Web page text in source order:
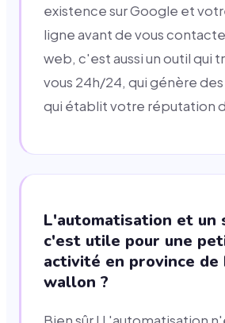
existence sur Google et
ligne avant de vous
web, c'est aussi un outil qui
vous 24h/24, qui génère
qui établit votre réputation
L'automatisation et un
c'est utile pour une
activité en province de
wallon ?